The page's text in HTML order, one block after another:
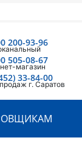
200-93-96
505-08-67
магазин
33-84-00
г. Саратов